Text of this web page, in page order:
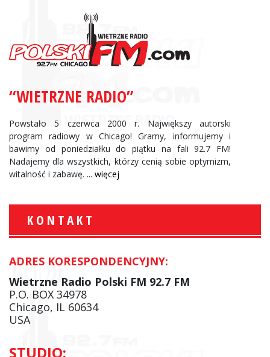
“WIETRZNE RADIO”
Powstało 5 czerwca 2000 r. Największy autorski
program radiowy w Chicago! Gramy, informujemy i
bawimy od poniedziałku do piątku na fali 92.7 FM!
Nadajemy dla wszystkich, którzy cenią sobie optymizm,
witalność i zabawę. ... więcej
KONTAKT
ADRES KORESPONDENCYJNY:
Wietrzne Radio Polski FM 92.7 FM
P.O. BOX 34978
Chicago, IL 60634
USA
STUDIO: